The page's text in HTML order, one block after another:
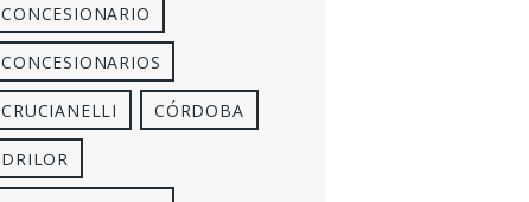
CONCESIONARIO
CONCESIONARIOS
CRUCIANELLI CÓRDOBA
DRILOR